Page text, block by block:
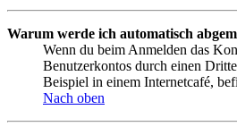
Warum werde ich automatisch
Wenn du beim Anmelden das
Benutzerkontos durch einen
Beispiel in einem Internetcafé,
Nach oben